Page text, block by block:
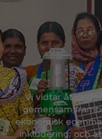
Vi vidtar
gemensam
ekonomisk
inkludering; och